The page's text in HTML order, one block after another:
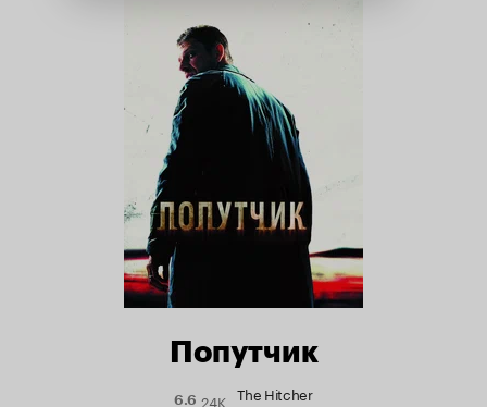
Попутчик
6.6Рейтинг
24K The Hitcher